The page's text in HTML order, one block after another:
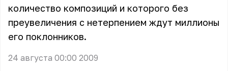
количество композиций и которого без
преувеличения с нетерпением ждут миллионы
его поклонников.
24 августа 00:00 2009